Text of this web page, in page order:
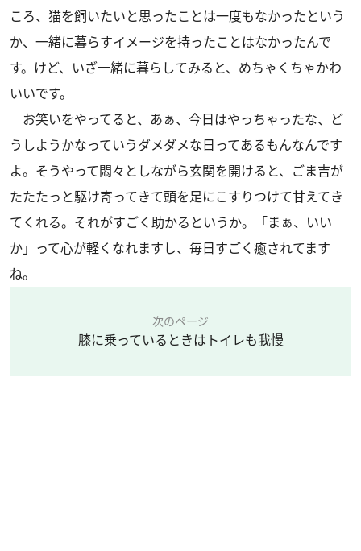
ころ、猫を飼いたいと思ったことは一度もなかったという
か、一緒に暮らすイメージを持ったことはなかったんで
す。けど、いざ一緒に暮らしてみると、めちゃくちゃかわ
いいです。
お笑いをやってると、あぁ、今日はやっちゃったな、ど
うしようかなっていうダメダメな日ってあるもんなんです
よ。そうやって悶々としながら玄関を開けると、ごま吉が
たたたっと駆け寄ってきて頭を足にこすりつけて甘えてき
てくれる。それがすごく助かるというか。「まぁ、いい
か」って心が軽くなれますし、毎日すごく癒されてます
ね。
次のページ
膝に乗っているときはトイレも我慢